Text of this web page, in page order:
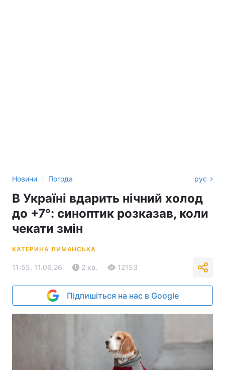
Новини › Погода рус
В Україні вдарить нічний холод
до +7°: синоптик розказав, коли
чекати змін
КАТЕРИНА ЛИМАНСЬКА
11:55, 11.06.26 2 хв. 12153
Підпишіться на нас в Google